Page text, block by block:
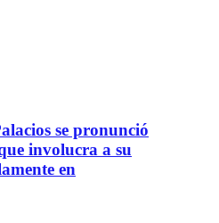
se pronunció
involucra a su
en